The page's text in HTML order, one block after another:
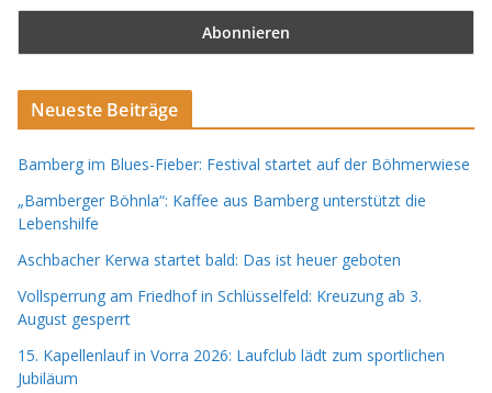
Neueste Beiträge
Bamberg im Blues-Fieber: Festival startet auf der Böhmerwiese
„Bamberger Böhnla“: Kaffee aus Bamberg unterstützt die
Lebenshilfe
Aschbacher Kerwa startet bald: Das ist heuer geboten
Vollsperrung am Friedhof in Schlüsselfeld: Kreuzung ab 3.
August gesperrt
15. Kapellenlauf in Vorra 2026: Laufclub lädt zum sportlichen
Jubiläum